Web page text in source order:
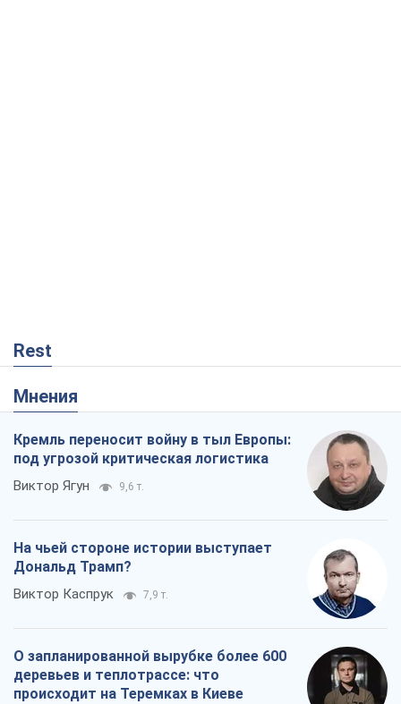
Rest
Мнения
Кремль переносит войну в тыл Европы:
под угрозой критическая логистика
Виктор Ягун 9,6 т.
На чьей стороне истории выступает
Дональд Трамп?
Виктор Каспрук 7,9 т.
О запланированной вырубке более 600
деревьев и теплотрассе: что
происходит на Теремках в Киеве